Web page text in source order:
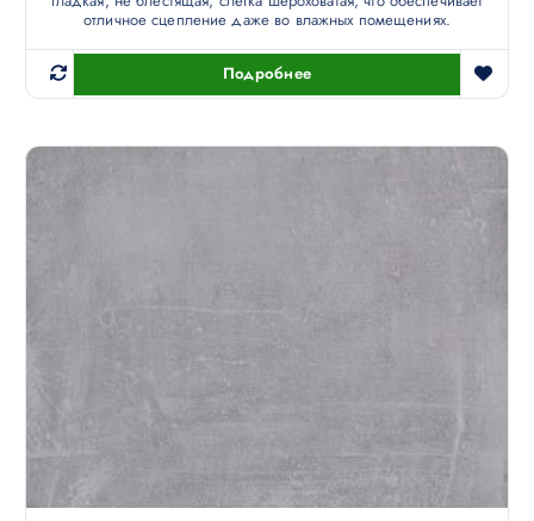
отличное сцепление даже во влажных помещениях.
Подробнее